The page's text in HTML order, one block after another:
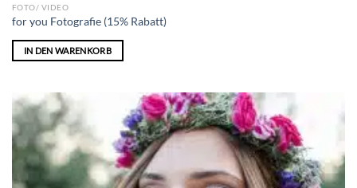
FOTO/ VIDEO
for you Fotografie (15% Rabatt)
IN DEN WARENKORB